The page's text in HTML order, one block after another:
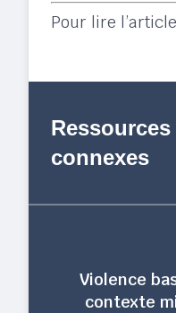
Pour lire
Ressources
connexes
Violence
contexte